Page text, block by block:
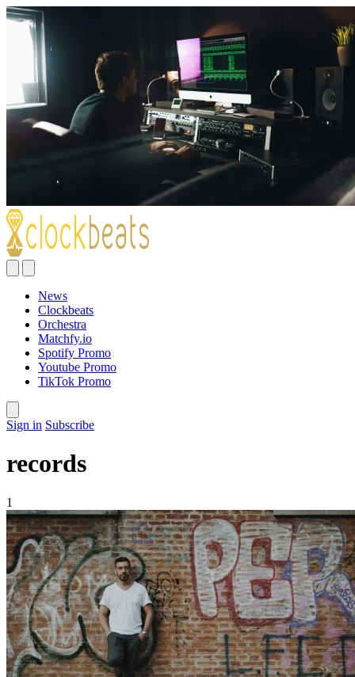
News
Clockbeats
Orchestra
Matchfy.io
Spotify Promo
Youtube Promo
TikTok Promo
Sign in Subscribe
records
1